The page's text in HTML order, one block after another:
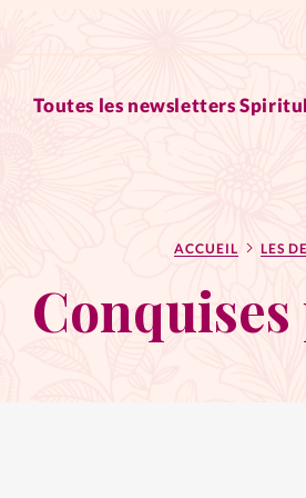
Toutes les newsletters
Astuces
Bible
ACCUEIL LES